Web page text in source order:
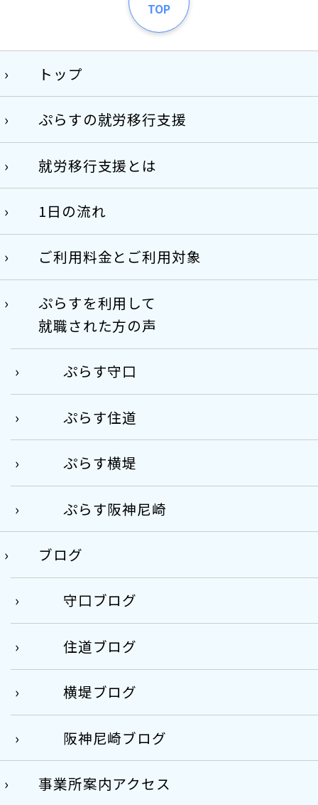
TOP
トップ
ぷらすの就労移行支援
就労移行支援とは
1日の流れ
ご利用料金とご利用対象
ぷらすを利用して
就職された方の声
ぷらす守口
ぷらす住道
ぷらす横堤
ぷらす阪神尼崎
ブログ
守口ブログ
住道ブログ
横堤ブログ
阪神尼崎ブログ
事業所案内アクセス